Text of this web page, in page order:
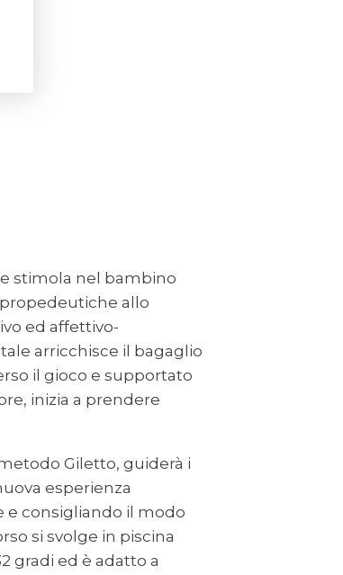
stimola nel bambino
allo
ed affettivo-
arricchisce il bagaglio
il gioco e supportato
inizia a prendere
Giletto, guiderà i
esperienza
e consigliando il modo
si svolge in piscina
gradi ed è adatto a